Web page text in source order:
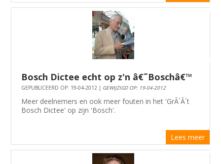
Bosch Dictee echt op z'n â€˜Boschâ€™
GEPUBLICEERD OP: 19-04-2012 | GEWIJZIGD OP: 19-04-2012
Meer deelnemers en ook meer fouten in het 'GrÃ´Ã´t
Bosch Dictee' op zijn 'Bosch'.
Lees meer